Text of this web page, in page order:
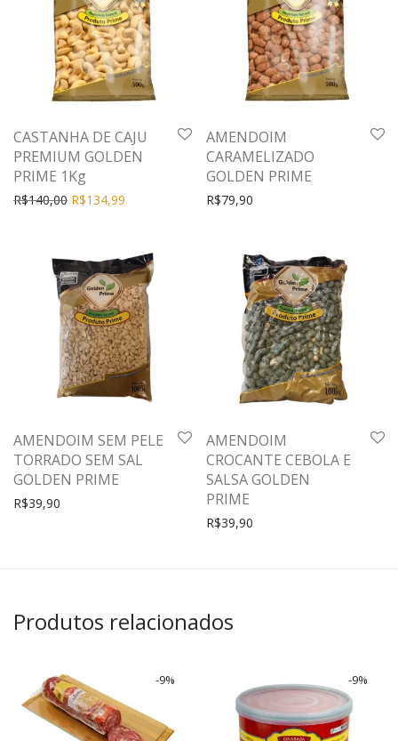
CASTANHA DE CAJU
PREMIUM GOLDEN
PRIME 1Kg
R$140,00 R$134,99
AMENDOIM
CARAMELIZADO
GOLDEN PRIME
R$79,90
AMENDOIM SEM PELE
TORRADO SEM SAL
GOLDEN PRIME
R$39,90
AMENDOIM
CROCANTE CEBOLA E
SALSA GOLDEN
PRIME
R$39,90
Produtos relacionados
-9% -9%